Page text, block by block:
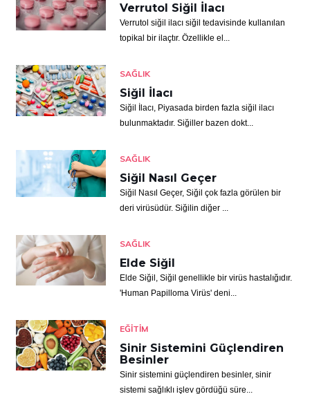
Verrutol Siğil İlacı
Verrutol siğil ilacı siğil tedavisinde kullanılan
topikal bir ilaçtır. Özellikle el...
SAĞLIK
Siğil İlacı
Siğil İlacı, Piyasada birden fazla siğil ilacı
bulunmaktadır. Siğiller bazen dokt...
SAĞLIK
Siğil Nasıl Geçer
Siğil Nasıl Geçer, Siğil çok fazla görülen bir
deri virüsüdür. Siğilin diğer ...
SAĞLIK
Elde Siğil
Elde Siğil, Siğil genellikle bir virüs hastalığıdır.
'Human Papilloma Virüs' deni...
EĞITIM
Sinir Sistemini Güçlendiren
Besinler
Sinir sistemini güçlendiren besinler, sinir
sistemi sağlıklı işlev gördüğü süre...